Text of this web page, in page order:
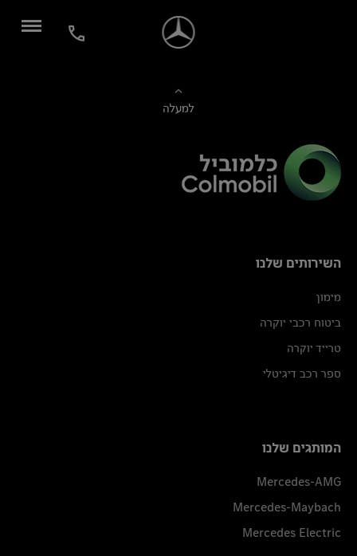
למעלה
השירותים שלנו
מימון
ביטוח רכבי יוקרה
טרייד יוקרה
ספר רכב דיגיטלי
המותגים שלנו
Mercedes-AMG
Mercedes-Maybach
Mercedes Electric